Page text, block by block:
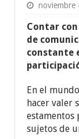
noviembre
Contar
de
constante
En el
hacer valer
estamentos
sujetos de